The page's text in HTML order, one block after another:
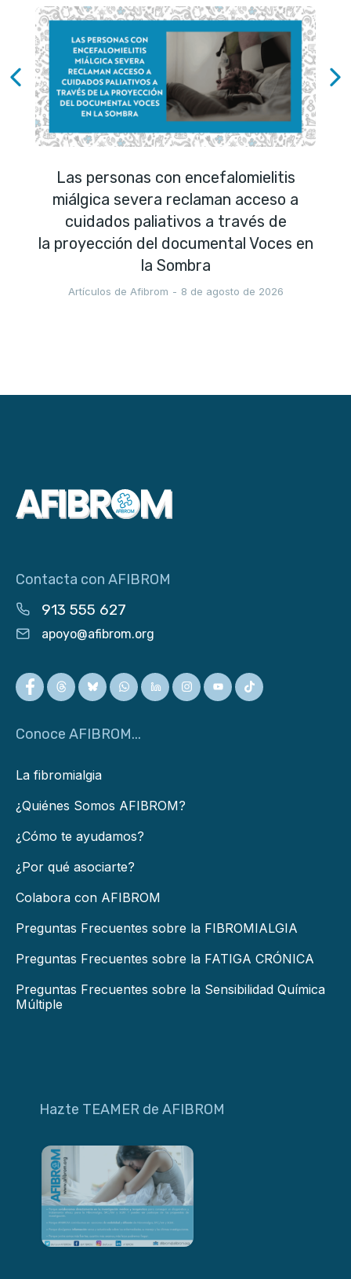
Las personas con encefalomielitis
miálgica severa reclaman acceso a
cuidados paliativos a través de
la proyección del documental Voces en
la Sombra
Artículos de Afibrom 8 de agosto de 2026
Contacta con AFIBROM
913 555 627
apoyo@afibrom.org
Conoce AFIBROM...
La fibromialgia
¿Quiénes Somos AFIBROM?
¿Cómo te ayudamos?
¿Por qué asociarte?
Colabora con AFIBROM
Preguntas Frecuentes sobre la FIBROMIALGIA
Preguntas Frecuentes sobre la FATIGA CRÓNICA
Preguntas Frecuentes sobre la Sensibilidad Química
Múltiple
Hazte TEAMER de AFIBROM